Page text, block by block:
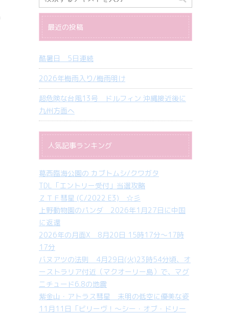
最近の投稿
酷暑日 5日連続
2026年梅雨入り/梅雨明け
超危険な台風13号 ドルフィン 沖縄接近後に
九州方面へ
人気記事ランキング
葛西臨海公園の カブトムシ/クワガタ
TDL「エントリー受付」当選攻略
ＺＴＦ彗星 (C/2022 E3) ☆彡
上野動物園のパンダ 2026年1月27日に中国
に返還
2026年の月面X 8月20日 15時17分～17時
17分
バヌアツの法則 4月29日(火)23時54分頃、オ
ーストラリア付近（マクオーリー島）で、マグ
ニチュード6.8の地震
紫金山・アトラス彗星 未明の低空に優美な姿
11月11日「ビリーヴ！～シー・オブ・ドリー